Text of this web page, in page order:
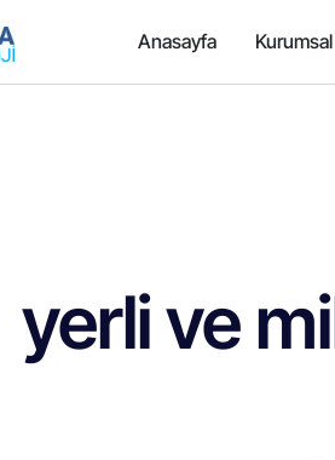
Anasayfa Kurumsal
yerli ve